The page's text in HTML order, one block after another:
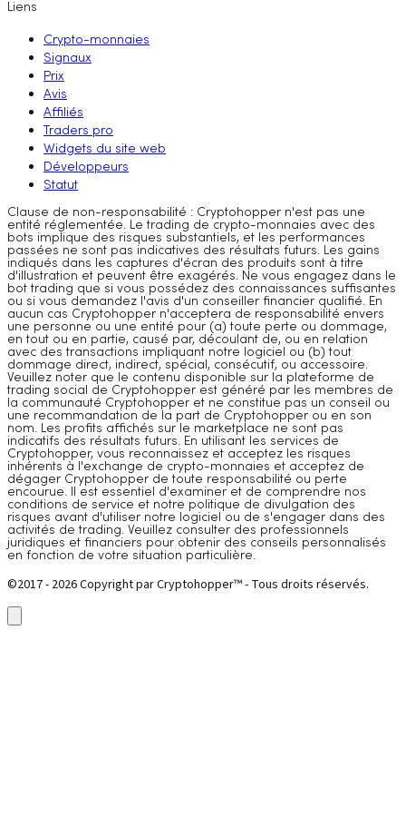
Liens
Crypto-monnaies
Signaux
Prix
Avis
Affiliés
Traders pro
Widgets du site web
Développeurs
Statut
Clause de non-responsabilité : Cryptohopper n'est pas une
entité réglementée. Le trading de crypto-monnaies avec des
bots implique des risques substantiels, et les performances
passées ne sont pas indicatives des résultats futurs. Les gains
indiqués dans les captures d'écran des produits sont à titre
d'illustration et peuvent être exagérés. Ne vous engagez dans le
bot trading que si vous possédez des connaissances suffisantes
ou si vous demandez l'avis d'un conseiller financier qualifié. En
aucun cas Cryptohopper n'acceptera de responsabilité envers
une personne ou une entité pour (a) toute perte ou dommage,
en tout ou en partie, causé par, découlant de, ou en relation
avec des transactions impliquant notre logiciel ou (b) tout
dommage direct, indirect, spécial, consécutif, ou accessoire.
Veuillez noter que le contenu disponible sur la plateforme de
trading social de Cryptohopper est généré par les membres de
la communauté Cryptohopper et ne constitue pas un conseil ou
une recommandation de la part de Cryptohopper ou en son
nom. Les profits affichés sur le marketplace ne sont pas
indicatifs des résultats futurs. En utilisant les services de
Cryptohopper, vous reconnaissez et acceptez les risques
inhérents à l'exchange de crypto-monnaies et acceptez de
dégager Cryptohopper de toute responsabilité ou perte
encourue. Il est essentiel d'examiner et de comprendre nos
conditions de service et notre politique de divulgation des
risques avant d'utiliser notre logiciel ou de s'engager dans des
activités de trading. Veuillez consulter des professionnels
juridiques et financiers pour obtenir des conseils personnalisés
en fonction de votre situation particulière.
©2017 - 2026 Copyright par Cryptohopper™ - Tous droits réservés.